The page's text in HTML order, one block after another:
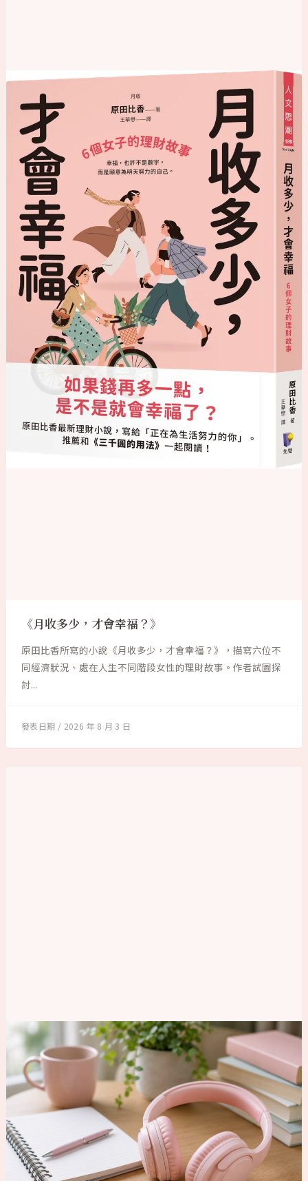
《月收多少，才會幸福？》
原田比香所寫的小說《月收多少，才會幸福？》，描寫六位不
同經濟狀況、處在人生不同階段女性的理財故事。作者試圖探
討...
2026 年 8 月 3 日